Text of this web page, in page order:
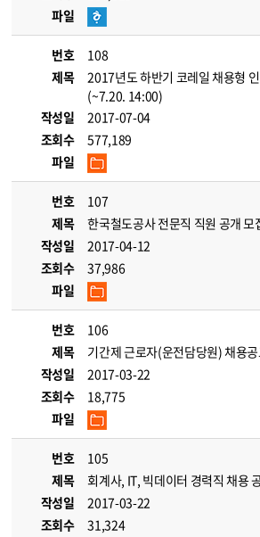
파일
번호
108
제목
2017년도 하반기 코레일 채용형
(~7.20. 14:00)
작성일
2017-07-04
조회수
577,189
파일
번호
107
제목
한국철도공사 전문직 직원 공개
작성일
2017-04-12
조회수
37,986
파일
번호
106
제목
기간제 근로자(운전담당원) 채용
작성일
2017-03-22
조회수
18,775
파일
번호
105
제목
회계사, IT, 빅데이터 경력직 채용
작성일
2017-03-22
조회수
31,324